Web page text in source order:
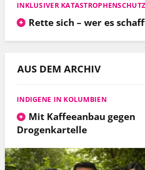
INKLUSIVER KATASTROPHENSCHUTZ
Rette sich – wer es
AUS DEM ARCHIV
INDIGENE IN KOLUMBIEN
Mit Kaffeeanbau gegen
Drogenkartelle